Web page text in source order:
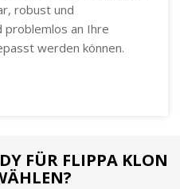
robust und
problemlos an Ihre
werden können.
FÜR FLIPPA KLON